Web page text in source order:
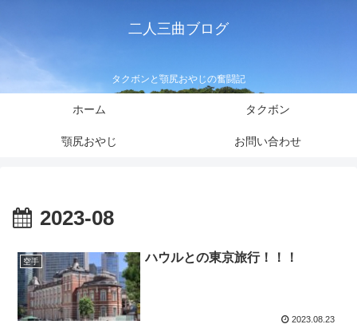
二人三曲ブログ
タクボンと顎尻おやじの奮闘記
ホーム タクボン
顎尻おやじ お問い合わせ
2023-08
空手 ハウルとの東京旅行！！！
2023.08.23